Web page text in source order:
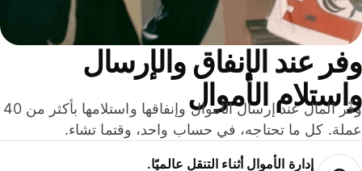
عند الإنفاق والإرسال
الأموال
وفّر المال عند إرسال الأموال وإنفاقها واستلامها بأكثر من 40
كل ما تحتاجه، في حساب واحد، وقتما تشاء.
إدارة الأموال أثناء التنقل عالميًا.